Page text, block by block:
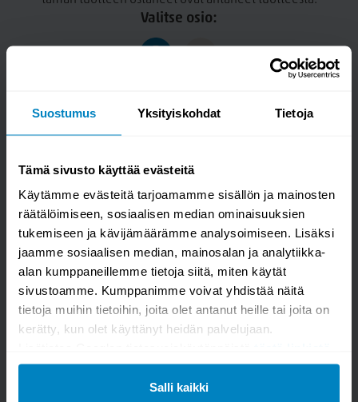
Suostumus Yksityiskohdat Tietoja
Tämä sivusto käyttää evästeitä
Käytämme evästeitä tarjoamamme sisällön ja mainosten
räätälöimiseen, sosiaalisen median ominaisuuksien
tukemiseen ja kävijämäärämme analysoimiseen. Lisäksi
jaamme sosiaalisen median, mainosalan ja analytiikka-
alan kumppaneillemme tietoja siitä, miten käytät
sivustoamme. Kumppanimme voivat yhdistää näitä
tietoja muihin tietoihin, joita olet antanut heille tai joita on
kerätty, kun olet käyttänyt heidän palvelujaan.
Salli kaikki
Valitse osio:
Kysymykset (0 kpl)